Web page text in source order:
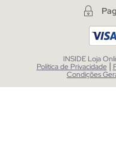
INSIDE Loja
Política de Privacidade |
Condições